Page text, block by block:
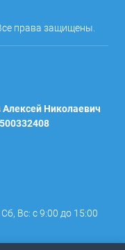
права защищены.
Николаевич
Вс: с 9:00 до 15:00